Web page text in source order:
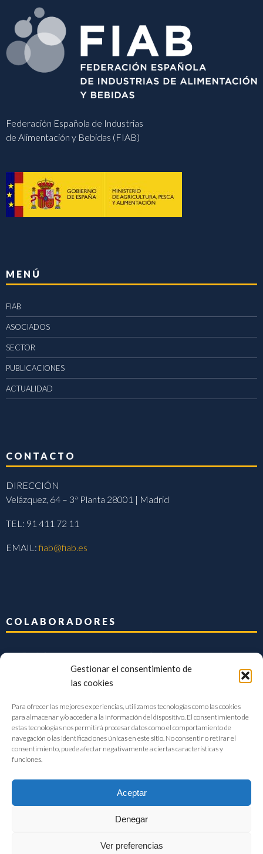
Gestionar el consentimiento de
las cookies
Para ofrecer las mejores experiencias, utilizamos tecnologías como las cookies
para almacenar y/o acceder a la información del dispositivo. El consentimiento de
estas tecnologías nos permitirá procesar datos como el comportamiento de
navegación o las identificaciones únicas en este sitio. No consentir o retirar el
consentimiento, puede afectar negativamente a ciertas características y
funciones.
Aceptar
Denegar
Ver preferencias
Federación Española de Industrias
de Alimentación y Bebidas (FIAB)
MENÚ
FIAB
ASOCIADOS
SECTOR
PUBLICACIONES
ACTUALIDAD
CONTACTO
DIRECCIÓN
Velázquez, 64 – 3ª Planta 28001 | Madrid
TEL: 91 411 72 11
EMAIL:fiab@fiab.es
COLABORADORES
FIAB Federación Española de Industrias de la Alimentación y Bebidas